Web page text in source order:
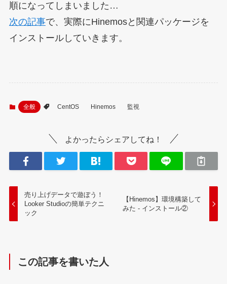
順になってしまいました…
次の記事で、実際にHinemosと関連パッケージを
インストールしていきます。
全般 CentOS Hinemos 監視
よかったらシェアしてね！
売り上げデータで遊ぼう！
Looker Studioの簡単テクニ
ック
【Hinemos】環境構築して
みた - インストール②
この記事を書いた人